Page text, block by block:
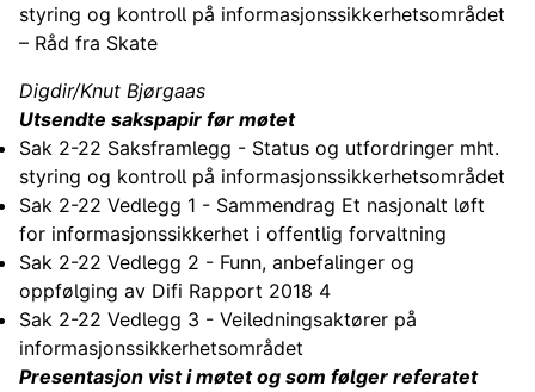
styring og kontroll på informasjonssikkerhetsområdet
– Råd fra Skate
Digdir/Knut Bjørgaas
Utsendte sakspapir før møtet
Sak 2-22 Saksframlegg - Status og utfordringer mht.
styring og kontroll på informasjonssikkerhetsområdet
Sak 2-22 Vedlegg 1 - Sammendrag Et nasjonalt løft
for informasjonssikkerhet i offentlig forvaltning
Sak 2-22 Vedlegg 2 - Funn, anbefalinger og
oppfølging av Difi Rapport 2018 4
Sak 2-22 Vedlegg 3 - Veiledningsaktører på
informasjonssikkerhetsområdet
Presentasjon vist i møtet og som følger referatet